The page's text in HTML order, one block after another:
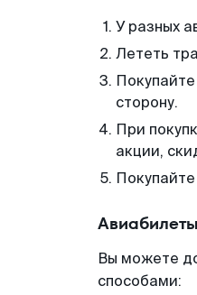
У разных
Лететь
сторону.
При
акции,
Вы можете
способами: